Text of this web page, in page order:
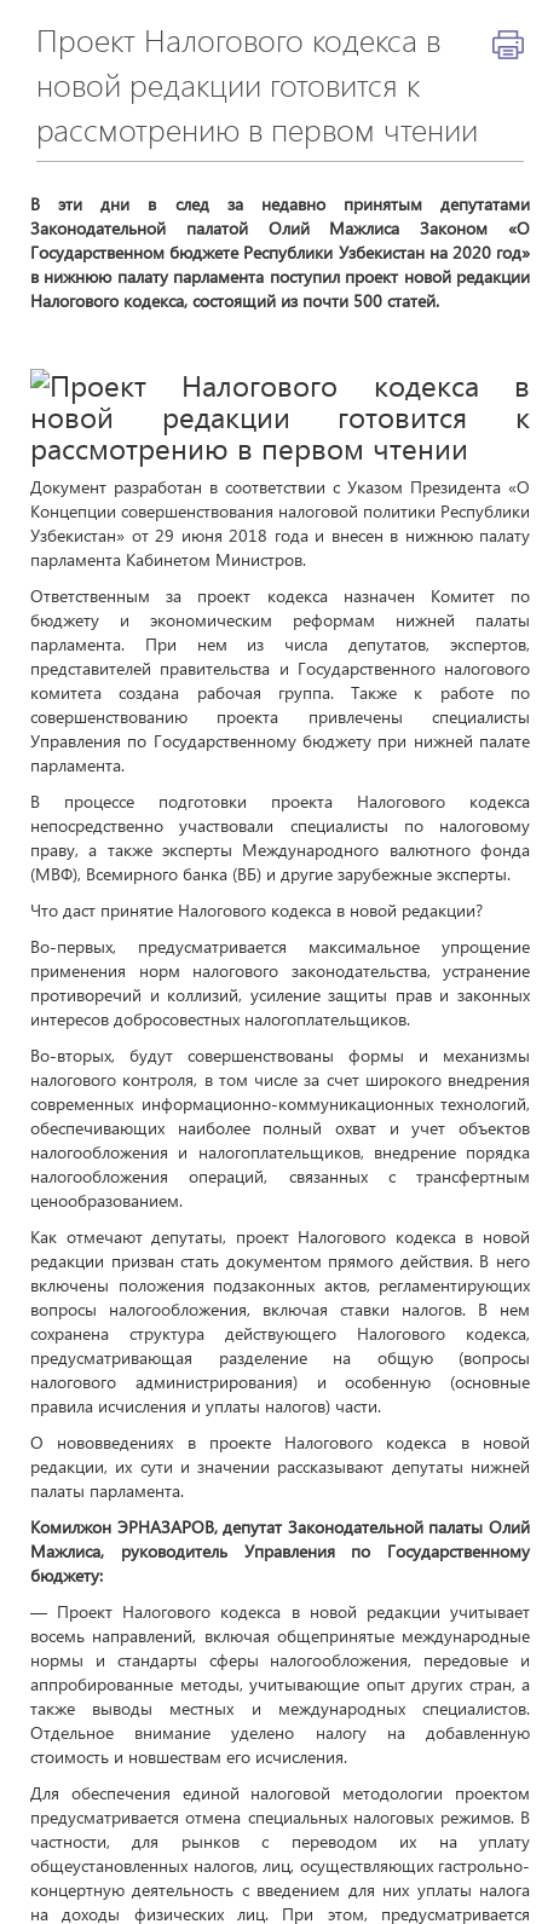
Проект Налогового кодекса в
новой редакции готовится к
рассмотрению в первом чтении
В эти дни в след за недавно принятым депутатами
Законодательной палатой Олий Мажлиса Законом «О
Государственном бюджете Республики Узбекистан на 2020 год»
в нижнюю палату парламента поступил проект новой редакции
Налогового кодекса, состоящий из почти 500 статей.
Документ разработан в соответствии с Указом Президента «О
Концепции совершенствования налоговой политики Республики
Узбекистан» от 29 июня 2018 года и внесен в нижнюю палату
парламента Кабинетом Министров.
Ответственным за проект кодекса назначен Комитет по
бюджету и экономическим реформам нижней палаты
парламента. При нем из числа депутатов, экспертов,
представителей правительства и Государственного налогового
комитета создана рабочая группа. Также к работе по
совершенствованию проекта привлечены специалисты
Управления по Государственному бюджету при нижней палате
парламента.
В процессе подготовки проекта Налогового кодекса
непосредственно участвовали специалисты по налоговому
праву, а также эксперты Международного валютного фонда
(МВФ), Всемирного банка (ВБ) и другие зарубежные эксперты.
Что даст принятие Налогового кодекса в новой редакции?
Во-первых, предусматривается максимальное упрощение
применения норм налогового законодательства, устранение
противоречий и коллизий, усиление защиты прав и законных
интересов добросовестных налогоплательщиков.
Во-вторых, будут совершенствованы формы и механизмы
налогового контроля, в том числе за счет широкого внедрения
современных информационно-коммуникационных технологий,
обеспечивающих наиболее полный охват и учет объектов
налогообложения и налогоплательщиков, внедрение порядка
налогообложения операций, связанных с трансфертным
ценообразованием.
Как отмечают депутаты, проект Налогового кодекса в новой
редакции призван стать документом прямого действия. В него
включены положения подзаконных актов, регламентирующих
вопросы налогообложения, включая ставки налогов. В нем
сохранена структура действующего Налогового кодекса,
предусматривающая разделение на общую (вопросы
налогового администрирования) и особенную (основные
правила исчисления и уплаты налогов) части.
О нововведениях в проекте Налогового кодекса в новой
редакции, их сути и значении рассказывают депутаты нижней
палаты парламента.
Комилжон ЭРНАЗАРОВ, депутат Законодательной палаты Олий
Мажлиса, руководитель Управления по Государственному
бюджету:
— Проект Налогового кодекса в новой редакции учитывает
восемь направлений, включая общепринятые международные
нормы и стандарты сферы налогообложения, передовые и
аппробированные методы, учитывающие опыт других стран, а
также выводы местных и международных специалистов.
Отдельное внимание уделено налогу на добавленную
стоимость и новшествам его исчисления.
Для обеспечения единой налоговой методологии проектом
предусматривается отмена специальных налоговых режимов. В
частности, для рынков с переводом их на уплату
общеустановленных налогов, лиц, осуществляющих гастрольно-
концертную деятельность с введением для них уплаты налога
на доходы физических лиц. При этом, предусматривается